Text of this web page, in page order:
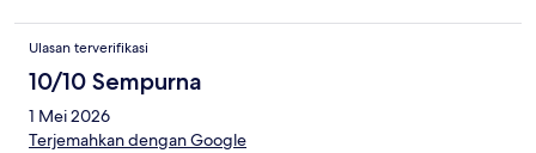
Ulasan terverifikasi
10/10 Sempurna
1 Mei 2026
Terjemahkan dengan Google